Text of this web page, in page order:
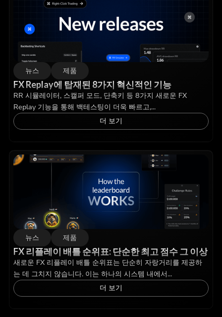
뉴스 제품
FX Replay에 탑재된 8가지 혁신적인 기능
RR 시뮬레이터, 스캘퍼 모드, 단축키 등 8가지 새로운 FX
Replay 기능을 통해 백테스팅이 더욱 빠르고,...
더 보기
뉴스 제품
FX 리플레이 배틀 순위표: 단순한 최고 점수 그 이상
새로운 FX 리플레이 배틀 순위표는 단순히 자랑거리를 제공하
는 데 그치지 않습니다. 이는 하나의 시스템 내에서...
더 보기